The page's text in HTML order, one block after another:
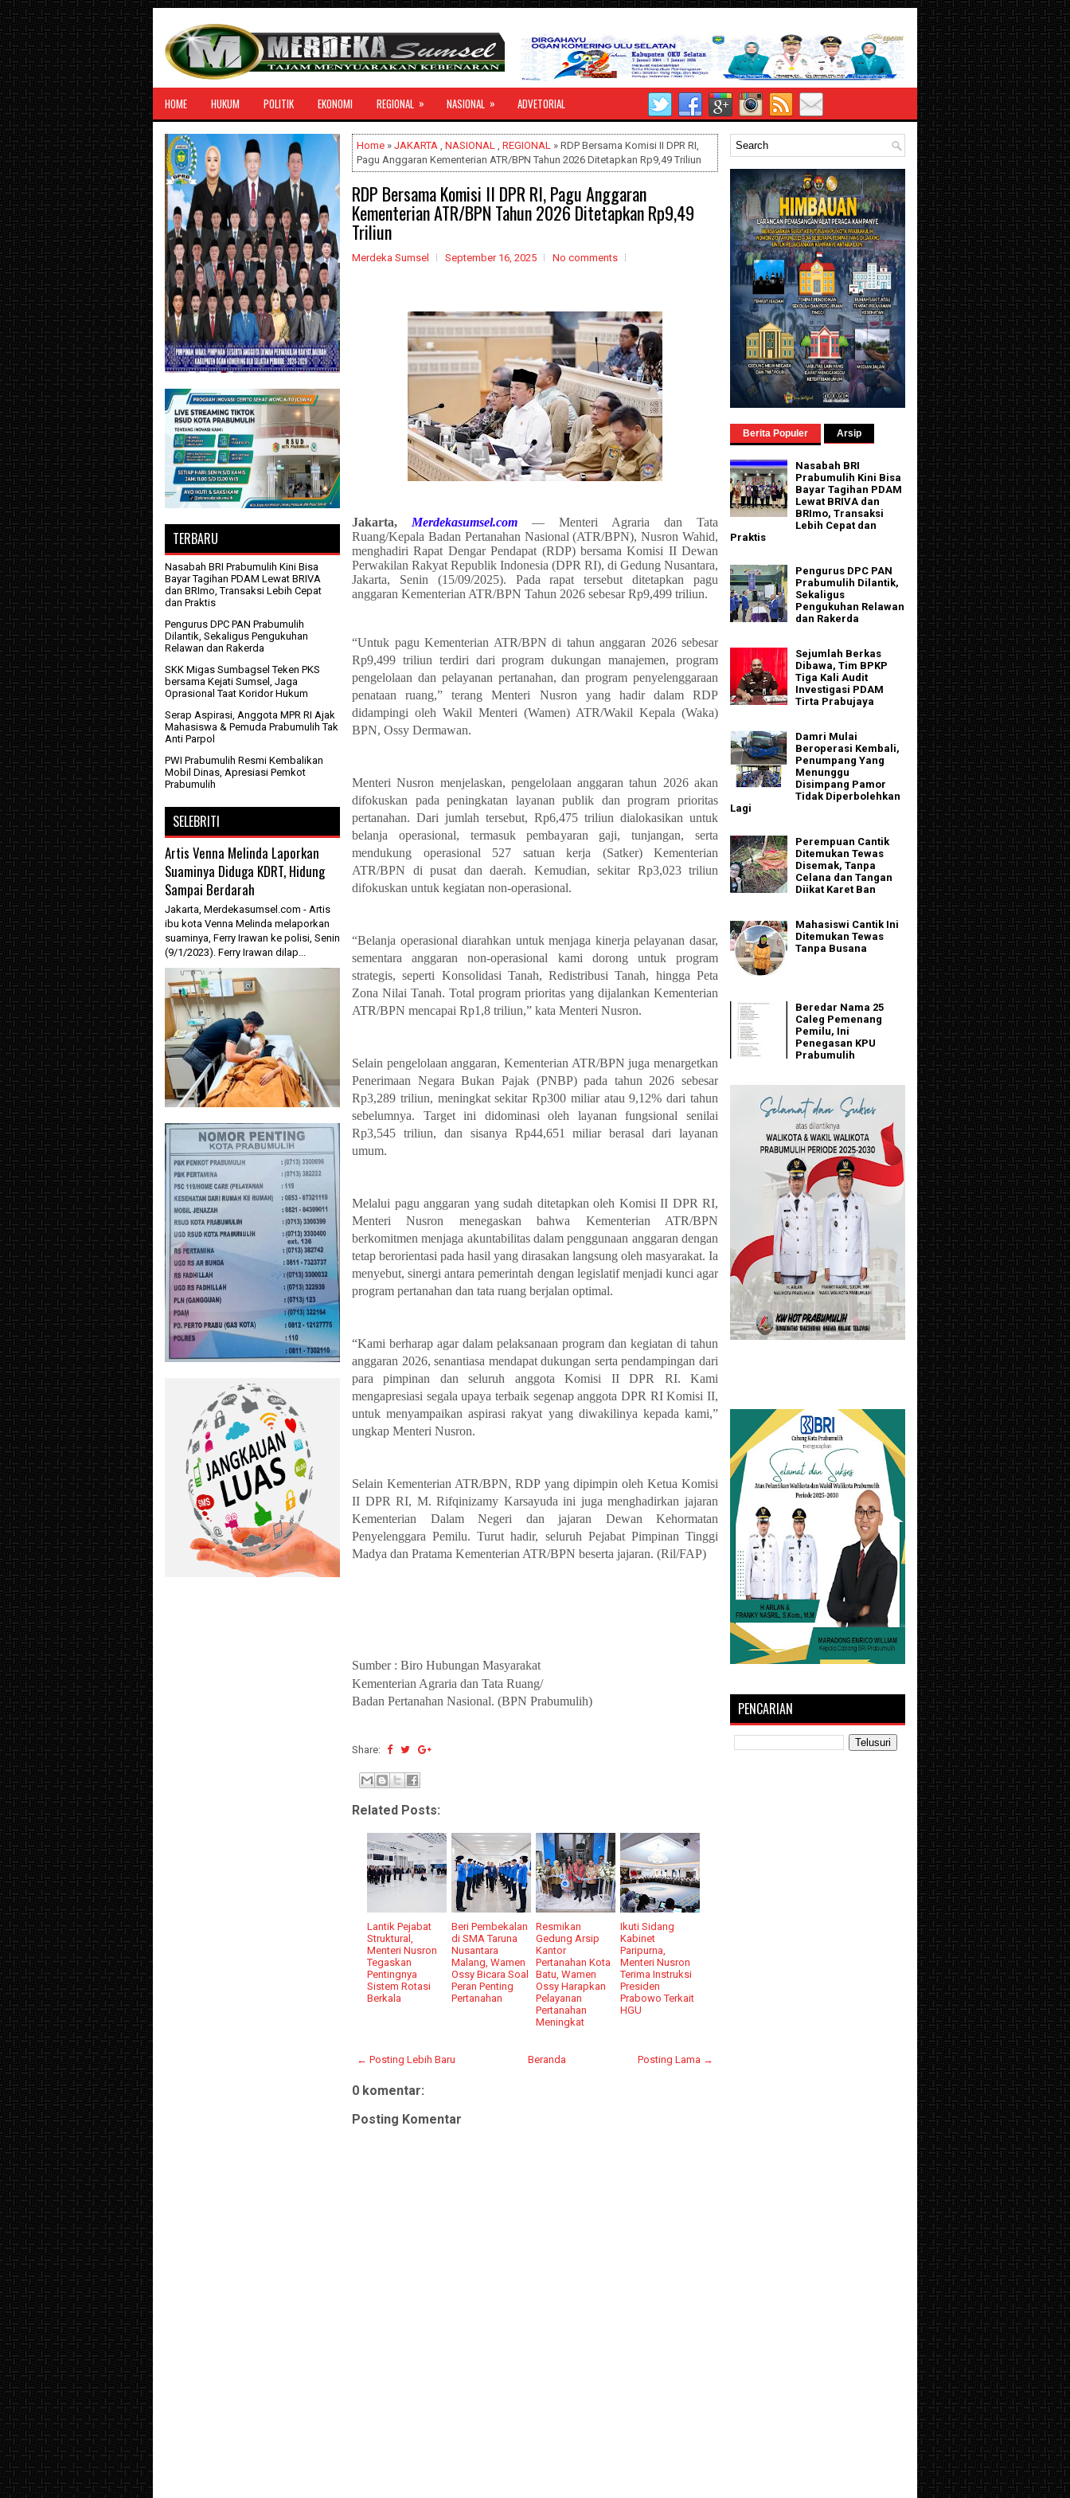
HOME HUKUM POLITIK EKONOMI REGIONAL » NASIONAL » ADVETORIAL
Home » JAKARTA , NASIONAL , REGIONAL » RDP Bersama Komisi II DPR RI,
Pagu Anggaran Kementerian ATR/BPN Tahun 2026 Ditetapkan Rp9,49 Triliun
RDP Bersama Komisi II DPR RI, Pagu Anggaran
Kementerian ATR/BPN Tahun 2026 Ditetapkan Rp9,49
Triliun
Merdeka Sumsel September 16, 2025 No comments
Jakarta, Merdekasumsel.com — Menteri Agraria dan Tata
Ruang/Kepala Badan Pertanahan Nasional (ATR/BPN), Nusron Wahid,
menghadiri Rapat Dengar Pendapat (RDP) bersama Komisi II Dewan
Perwakilan Rakyat Republik Indonesia (DPR RI), di Gedung Nusantara,
Jakarta, Senin (15/09/2025). Pada rapat tersebut ditetapkan pagu
anggaran Kementerian ATR/BPN Tahun 2026 sebesar Rp9,499 triliun.
“Untuk pagu Kementerian ATR/BPN di tahun anggaran 2026 sebesar
Rp9,499 triliun terdiri dari program dukungan manajemen, program
pengelolaan dan pelayanan pertanahan, dan program penyelenggaraan
penataan ruang,” terang Menteri Nusron yang hadir dalam RDP
didampingi oleh Wakil Menteri (Wamen) ATR/Wakil Kepala (Waka)
BPN, Ossy Dermawan.
Menteri Nusron menjelaskan, pengelolaan anggaran tahun 2026 akan
difokuskan pada peningkatan layanan publik dan program prioritas
pertanahan. Dari jumlah tersebut, Rp6,475 triliun dialokasikan untuk
belanja operasional, termasuk pembayaran gaji, tunjangan, serta
mendukung operasional 527 satuan kerja (Satker) Kementerian
ATR/BPN di pusat dan daerah. Kemudian, sekitar Rp3,023 triliun
difokuskan untuk kegiatan non-operasional.
“Belanja operasional diarahkan untuk menjaga kinerja pelayanan dasar,
sementara anggaran non-operasional kami dorong untuk program
strategis, seperti Konsolidasi Tanah, Redistribusi Tanah, hingga Peta
Zona Nilai Tanah. Total program prioritas yang dijalankan Kementerian
ATR/BPN mencapai Rp1,8 triliun,” kata Menteri Nusron.
Selain pengelolaan anggaran, Kementerian ATR/BPN juga menargetkan
Penerimaan Negara Bukan Pajak (PNBP) pada tahun 2026 sebesar
Rp3,289 triliun, meningkat sekitar Rp300 miliar atau 9,12% dari tahun
sebelumnya. Target ini didominasi oleh layanan fungsional senilai
Rp3,545 triliun, dan sisanya Rp44,651 miliar berasal dari layanan
umum.
Melalui pagu anggaran yang sudah ditetapkan oleh Komisi II DPR RI,
Menteri Nusron menegaskan bahwa Kementerian ATR/BPN
berkomitmen menjaga akuntabilitas dalam penggunaan anggaran dengan
tetap berorientasi pada hasil yang dirasakan langsung oleh masyarakat. Ia
menyebut, sinergi antara pemerintah dengan legislatif menjadi kunci agar
program pertanahan dan tata ruang berjalan optimal.
“Kami berharap agar dalam pelaksanaan program dan kegiatan di tahun
anggaran 2026, senantiasa mendapat dukungan serta pendampingan dari
para pimpinan dan seluruh anggota Komisi II DPR RI. Kami
mengapresiasi segala upaya terbaik segenap anggota DPR RI Komisi II,
untuk menyampaikan aspirasi rakyat yang diwakilinya kepada kami,”
ungkap Menteri Nusron.
Selain Kementerian ATR/BPN, RDP yang dipimpin oleh Ketua Komisi
II DPR RI, M. Rifqinizamy Karsayuda ini juga menghadirkan jajaran
Kementerian Dalam Negeri dan jajaran Dewan Kehormatan
Penyelenggara Pemilu. Turut hadir, seluruh Pejabat Pimpinan Tinggi
Madya dan Pratama Kementerian ATR/BPN beserta jajaran. (Ril/FAP)
Sumber : Biro Hubungan Masyarakat
Kementerian Agraria dan Tata Ruang/
Badan Pertanahan Nasional. (BPN Prabumulih)
Share:
Related Posts:
Lantik Pejabat
Struktural,
Menteri Nusron
Tegaskan
Pentingnya
Sistem Rotasi
Berkala
Beri Pembekalan
di SMA Taruna
Nusantara
Malang, Wamen
Ossy Bicara Soal
Peran Penting
Pertanahan
Resmikan
Gedung Arsip
Kantor
Pertanahan Kota
Batu, Wamen
Ossy Harapkan
Pelayanan
Pertanahan
Meningkat
Ikuti Sidang
Kabinet
Paripurna,
Menteri Nusron
Terima Instruksi
Presiden
Prabowo Terkait
HGU
← Posting Lebih Baru Posting Lama →
Beranda
0 komentar:
Posting Komentar
TERBARU
Nasabah BRI Prabumulih Kini Bisa
Bayar Tagihan PDAM Lewat BRIVA
dan BRImo, Transaksi Lebih Cepat
dan Praktis
Pengurus DPC PAN Prabumulih
Dilantik, Sekaligus Pengukuhan
Relawan dan Rakerda
SKK Migas Sumbagsel Teken PKS
bersama Kejati Sumsel, Jaga
Oprasional Taat Koridor Hukum
Serap Aspirasi, Anggota MPR RI Ajak
Mahasiswa & Pemuda Prabumulih Tak
Anti Parpol
PWI Prabumulih Resmi Kembalikan
Mobil Dinas, Apresiasi Pemkot
Prabumulih
SELEBRITI
Artis Venna Melinda Laporkan
Suaminya Diduga KDRT, Hidung
Sampai Berdarah
Jakarta, Merdekasumsel.com - Artis
ibu kota Venna Melinda melaporkan
suaminya, Ferry Irawan ke polisi, Senin
(9/1/2023). Ferry Irawan dilap...
Berita Populer Arsip
Nasabah BRI
Prabumulih Kini Bisa
Bayar Tagihan PDAM
Lewat BRIVA dan
BRImo, Transaksi
Lebih Cepat dan
Praktis
Pengurus DPC PAN
Prabumulih Dilantik,
Sekaligus
Pengukuhan Relawan
dan Rakerda
Sejumlah Berkas
Dibawa, Tim BPKP
Tiga Kali Audit
Investigasi PDAM
Tirta Prabujaya
Damri Mulai
Beroperasi Kembali,
Penumpang Yang
Menunggu
Disimpang Pamor
Tidak Diperbolehkan
Lagi
Perempuan Cantik
Ditemukan Tewas
Disemak, Tanpa
Celana dan Tangan
Diikat Karet Ban
Mahasiswi Cantik Ini
Ditemukan Tewas
Tanpa Busana
Beredar Nama 25
Caleg Pemenang
Pemilu, Ini
Penegasan KPU
Prabumulih
PENCARIAN